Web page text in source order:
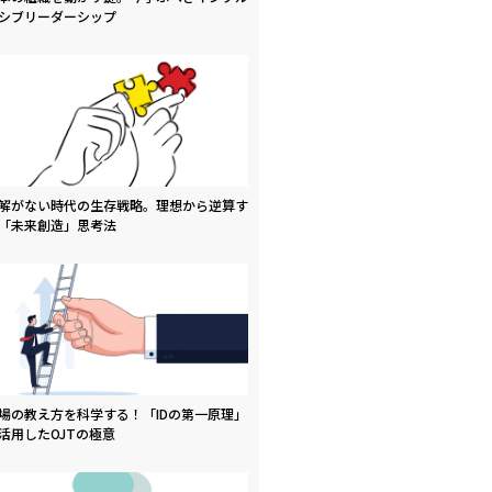
ブリーダーシップ
がない時代の生存戦略。理想から逆算す
未来創造」思考法
の教え方を科学する！「IDの第一原理」
用したOJTの極意